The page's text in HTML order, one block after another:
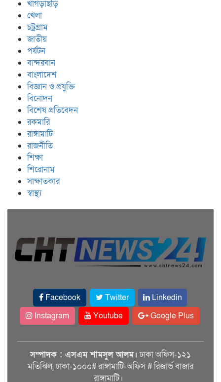
খাগড়াছড়ি
খেলা
চট্রগ্রাম
জাতীয়
পর্যটন
বান্দরবান
বাংলাদেশ
বিজ্ঞান ও প্রযুক্তি
বিনোদন
বিশেষ প্রতিবেদন
রকমারি
রাঙ্গামাটি
রাজনীতি
শিক্ষা
শিরোনাম
সাক্ষাতকার
স্বাস্থ্য
Facebook Twitter
Linkedin
Instagram
Youtube Google Plus
সম্পাদক : এসএম শামসুল আলম। ঢাকা অফিস-১২১
মতিঝিল, ঢাকা-১০০০# রাঙ্গামাটি-অফিস # রিজার্ভ বাজার
রাঙ্গামাটি।